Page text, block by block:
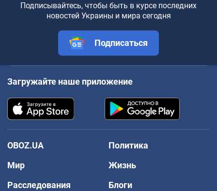
Подписывайтесь, чтобы быть в курсе последних
новостей Украины и мира сегодня
Подписаться
Загружайте наше приложение
OBOZ.UA
Политика
Мир
Жизнь
Расследования
Блоги